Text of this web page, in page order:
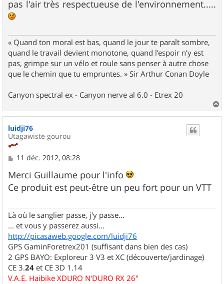
pas l'air très respectueuse de l'environnement.....
« Quand ton moral est bas, quand le jour te paraît sombre,
quand le travail devient monotone, quand l’espoir n’y est
pas, grimpe sur un vélo et roule sans penser à autre chose
que le chemin que tu empruntes. » Sir Arthur Conan Doyle
Canyon spectral ex - Canyon nerve al 6.0 - Etrex 20
a
luidji76
Utagawiste gourou
M
s
s
a
11 déc. 2012, 08:28
Merci Guillaume pour l'info
Ce produit est peut-être un peu fort pour un VTT
Là où le sanglier passe, j'y passe...
... et vous y passerez aussi...
http://picasaweb.google.com/luidji76
GPS GaminForetrex201 (suffisant dans bien des cas)
2 GPS BAYO: Exploreur 3 V3 et XC (découverte/jardinage)
CE 3.24 et CE 3D 1.14
V.A.E. Haibike XDURO N'DURO RX 26"